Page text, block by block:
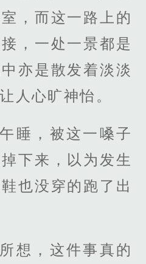
，而这一路上的
，一处一景都是
亦是散发着淡淡
人心旷神怡。
睡，被这一嗓子
下来，以为发生
也没穿的跑了出
想，这件事真的